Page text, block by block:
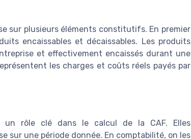
sur plusieurs éléments constitutifs. En premier
encaissables et décaissables. Les produits
et effectivement encaissés durant une
les charges et coûts réels payés par
un rôle clé dans le calcul de la CAF. Elles
sur une période donnée. En comptabilité, on les